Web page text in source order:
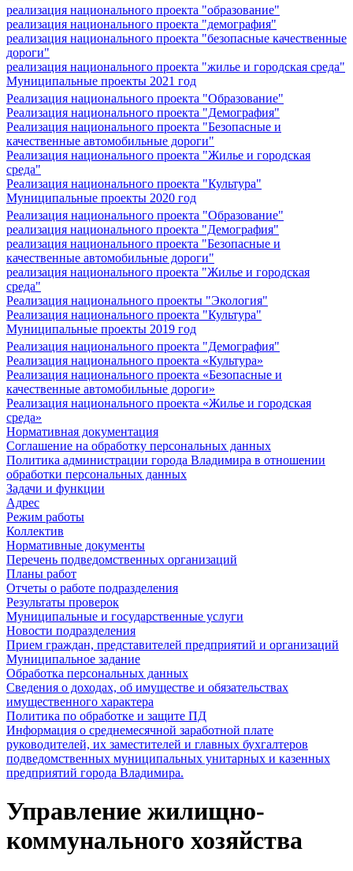
реализация национального проекта "образование"
реализация национального проекта "демография"
реализация национального проекта "безопасные качественные
дороги"
реализация национального проекта "жилье и городская среда"
Муниципальные проекты 2021 год
Реализация национального проекта "Образование"
Реализация национального проекта "Демография"
Реализация национального проекта "Безопасные и
качественные автомобильные дороги"
Реализация национального проекта "Жилье и городская
среда"
Реализация национального проекта "Культура"
Муниципальные проекты 2020 год
Реализация национального проекта "Образование"
реализация национального проекта "Демография"
реализация национального проекта "Безопасные и
качественные автомобильные дороги"
реализация национального проекта "Жилье и городская
среда"
Реализация национального проекты "Экология"
Реализация национального проекта "Культура"
Муниципальные проекты 2019 год
Реализация национального проекта "Демография"
Реализация национального проекта «Культура»
Реализация национального проекта «Безопасные и
качественные автомобильные дороги»
Реализация национального проекта «Жилье и городская
среда»
Нормативная документация
Соглашение на обработку персональных данных
Политика администрации города Владимира в отношении
обработки персональных данных
Задачи и функции
Адрес
Режим работы
Коллектив
Нормативные документы
Перечень подведомственных организаций
Планы работ
Отчеты о работе подразделения
Результаты проверок
Муниципальные и государственные услуги
Новости подразделения
Прием граждан, представителей предприятий и организаций
Муниципальное задание
Обработка персональных данных
Сведения о доходах, об имуществе и обязательствах
имущественного характера
Политика по обработке и защите ПД
Информация о среднемесячной заработной плате
руководителей, их заместителей и главных бухгалтеров
подведомственных муниципальных унитарных и казенных
предприятий города Владимира.
Управление жилищно-
коммунального хозяйства